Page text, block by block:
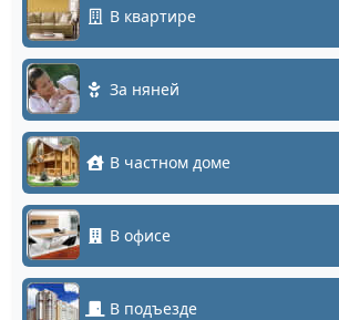
В квартире
За няней
В частном доме
В офисе
В подъезде